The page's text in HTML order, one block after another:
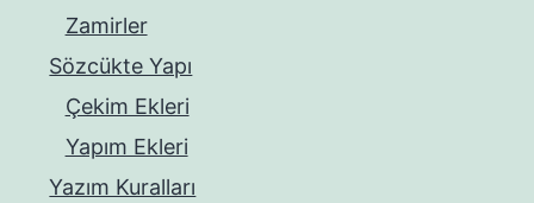
Zamirler
Sözcükte Yapı
Çekim Ekleri
Yapım Ekleri
Yazım Kuralları